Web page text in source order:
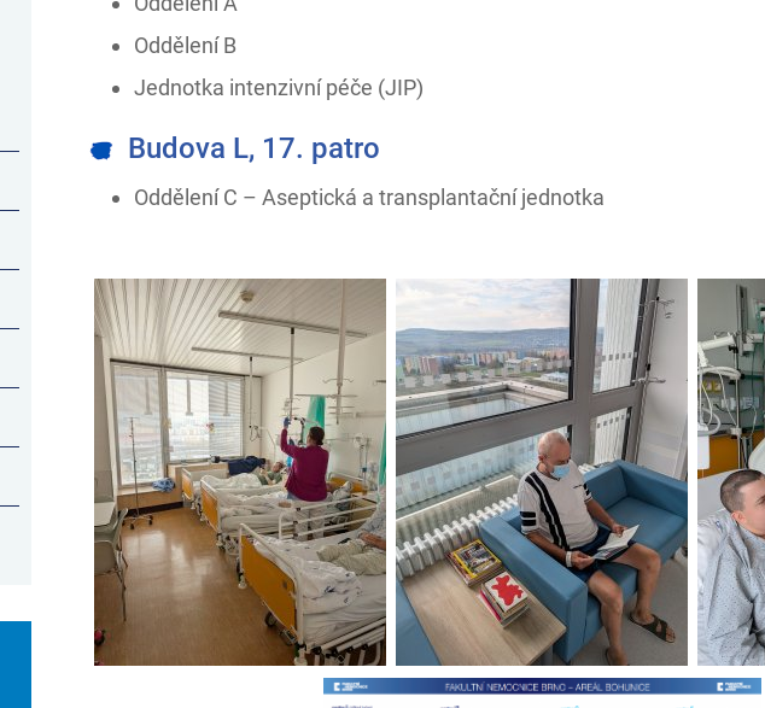
Oddělení B
Jednotka intenzivní péče (JIP)
Budova L, 17. patro
Oddělení C – Aseptická a transplantační jednotka